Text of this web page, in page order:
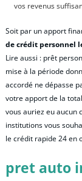
vos revenus
Soit par un apport
de crédit personnel
Lire aussi : prêt
mise à la période
accordé ne dépasse
votre apport de la
vous auriez eu aucun
institutions vous
le crédit rapide 24 en
pret auto